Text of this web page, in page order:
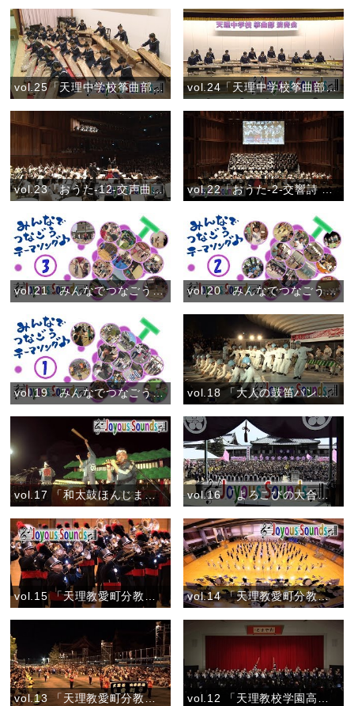
vol.25「天理中学校筝曲部」『グリーンウインド』 vol.24「天理中学校筝曲部」『春の詩集(筝曲コンクール金賞受賞曲)』
vol.23「おうた-12-交声曲 ひながたの道」 vol.22「おうた-2-交響詩 おやさま」
vol.21「みんなでつなごうテーマソング♪③」(2018) vol.20「みんなでつなごうテーマソング♪②」(2018)
vol.19「みんなでつなごうテーマソング♪①」(2018) vol.18 「大人の鼓笛バンドコンテストDigest」
vol.17 「和太鼓ほんじま」『おやさとパレード』 vol.16 「よろこびの大合唱」『教祖御誕生讃歌』
vol.15 「天理教愛町分教会吹奏楽団」『2016マーチング全国大会 壮行会(マルチカメラ)』 vol.14 「天理教愛町分教会吹奏楽団」『2016マーチング全国大会 壮行会(ハイカメラ)』
vol.13 「天理教愛町分教会吹奏楽団おやさとパレード」『心の花を咲かせよう／バクパイプ演奏／天理教青年会会歌』 vol.12 「天理教校学園高校和太鼓部 親里」『あたってくだけろ／親里／鬨の声』